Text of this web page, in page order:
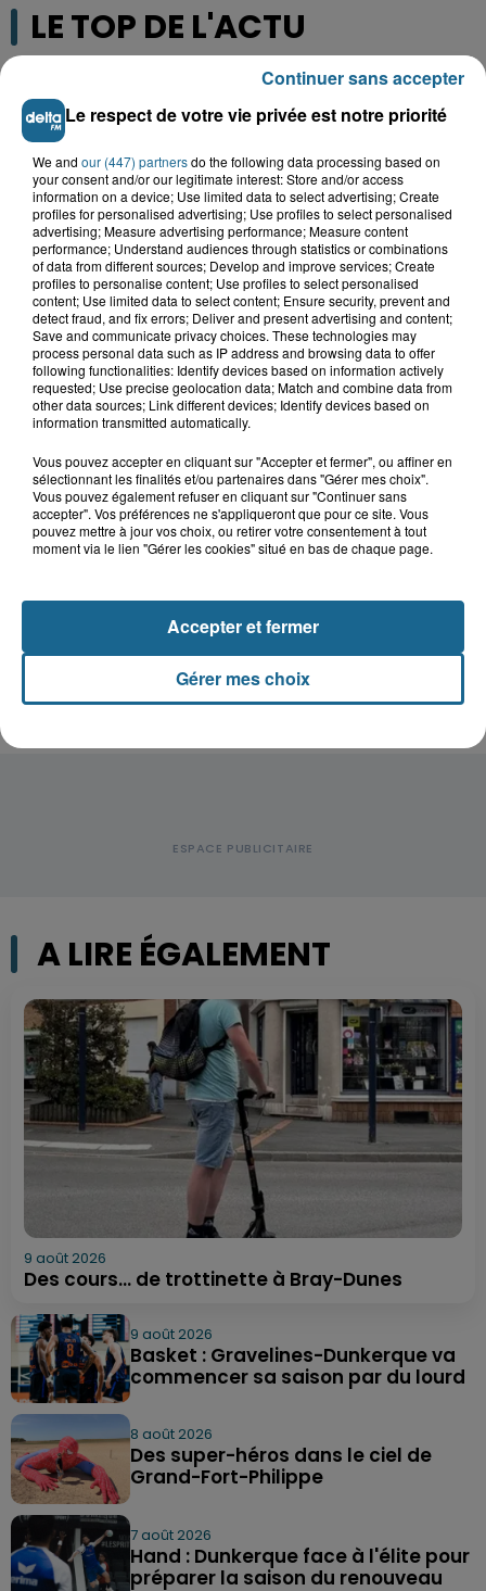
LE TOP DE L'ACTU
Saint-Omer : un enfant gravement brûlé
après l'explosion d'un jouet...
Valérie, 46 ans, portée disparue
depuis mardi à Dunkerque, sa...
Hazebrouck : victime d'un accident,
Lucas s'en est allé brutalement...
blessés, deux femmes en urgence...
A LIRE ÉGALEMENT
9 août 2026
Des cours... de trottinette à Bray-Dunes
9 août 2026
Basket : Gravelines-Dunkerque va
commencer sa saison par du lourd
8 août 2026
Des super-héros dans le ciel de
Grand-Fort-Philippe
7 août 2026
Hand : Dunkerque face à l'élite pour
préparer la saison du renouveau
Le respect de votre vie privée est notre priorité
We and our (447) partnersdo the following data processing based on
your consent and/or our legitimate interest: Store and/or access
information on a device; Use limited data to select advertising; Create
profiles for personalised advertising; Use profiles to select personalised
advertising; Measure advertising performance; Measure content
performance; Understand audiences through statistics or combinations
of data from different sources; Develop and improve services; Create
profiles to personalise content; Use profiles to select personalised
content; Use limited data to select content; Ensure security, prevent and
detect fraud, and fix errors; Deliver and present advertising and content;
Save and communicate privacy choices. These technologies may
process personal data such as IP address and browsing data to offer
following functionalities: Identify devices based on information actively
requested; Use precise geolocation data; Match and combine data from
other data sources; Link different devices; Identify devices based on
information transmitted automatically.
Vous pouvez accepter en cliquant sur "Accepter et fermer", ou affiner en
sélectionnant les finalités et/ou partenaires dans "Gérer mes choix".
Vous pouvez également refuser en cliquant sur "Continuer sans
accepter". Vos préférences ne s'appliqueront que pour ce site. Vous
pouvez mettre à jour vos choix, ou retirer votre consentement à tout
moment via le lien "Gérer les cookies" situé en bas de chaque page.
Gérer mes choix
Accepter et fermer
Continuer sans accepter